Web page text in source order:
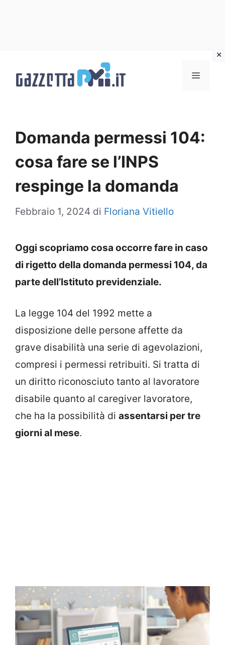
Menu
Domanda permessi 104:
cosa fare se l’INPS
respinge la domanda
Febbraio 1, 2024 di Floriana Vitiello
Oggi scopriamo cosa occorre fare in caso
di rigetto della domanda permessi 104, da
parte dell’Istituto previdenziale.
La legge 104 del 1992 mette a
disposizione delle persone affette da
grave disabilità una serie di agevolazioni,
compresi i permessi retribuiti. Si tratta di
un diritto riconosciuto tanto al lavoratore
disabile quanto al caregiver lavoratore,
che ha la possibilità di assentarsi per tre
giorni al mese.